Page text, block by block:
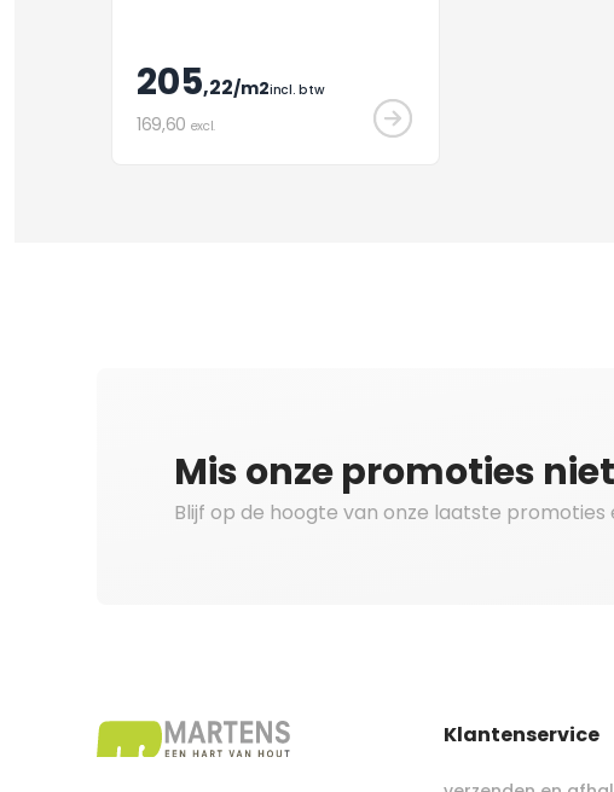
205,22/m2incl. btw
169,60 excl.
Mis onze promoties
Blijf op de hoogte van onze laatste promoties
Klantenservice